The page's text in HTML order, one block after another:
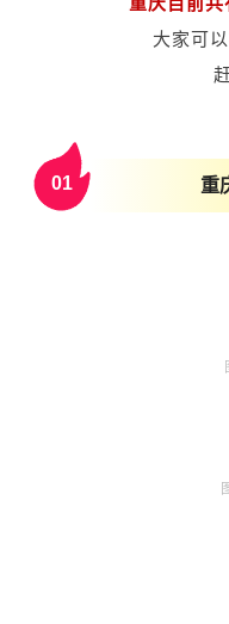
大家可
01 重